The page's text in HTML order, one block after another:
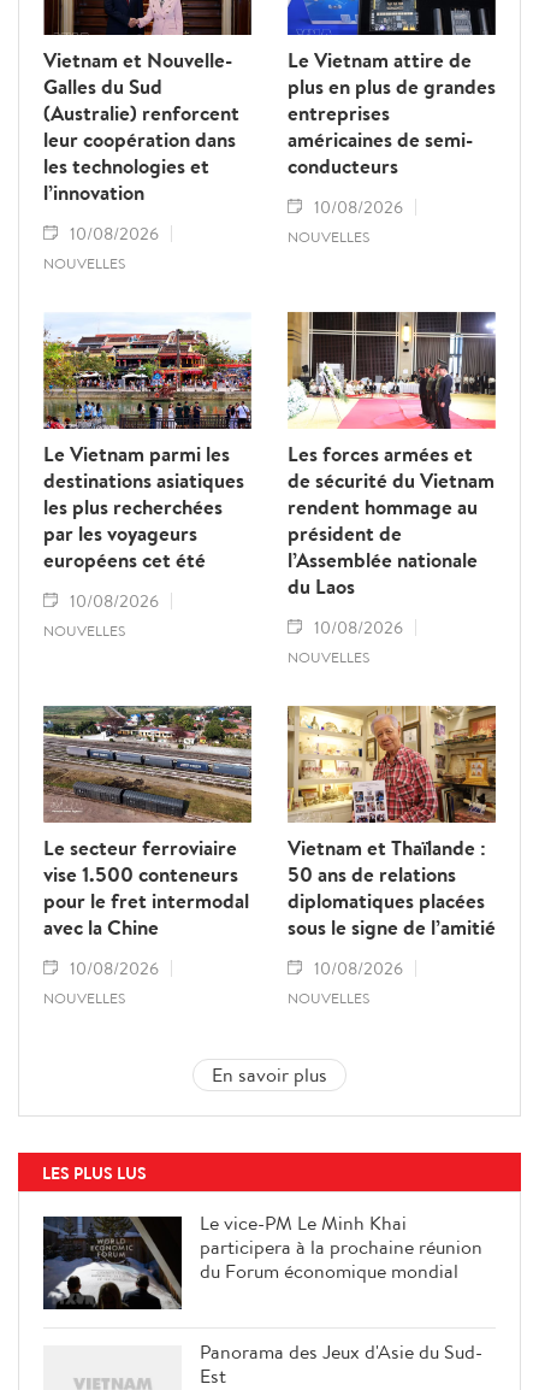
Affaires étrangères, Winston Peters.
Vietnam et Nouvelle-
Galles du Sud
(Australie) renforcent
leur coopération dans
les technologies et
l’innovation
10/08/2026
NOUVELLES
Le Vietnam attire de
plus en plus de grandes
entreprises
américaines de semi-
conducteurs
10/08/2026
NOUVELLES
Le Vietnam parmi les
destinations asiatiques
les plus recherchées
par les voyageurs
européens cet été
10/08/2026
NOUVELLES
Les forces armées et
de sécurité du Vietnam
rendent hommage au
président de
l’Assemblée nationale
du Laos
10/08/2026
NOUVELLES
Le secteur ferroviaire
vise 1.500 conteneurs
pour le fret intermodal
avec la Chine
10/08/2026
NOUVELLES
Vietnam et Thaïlande :
50 ans de relations
diplomatiques placées
sous le signe de l’amitié
10/08/2026
NOUVELLES
En savoir plus
LES PLUS LUS
Le vice-PM Le Minh Khai
participera à la prochaine réunion
du Forum économique mondial
Panorama des Jeux d'Asie du Sud-
Est